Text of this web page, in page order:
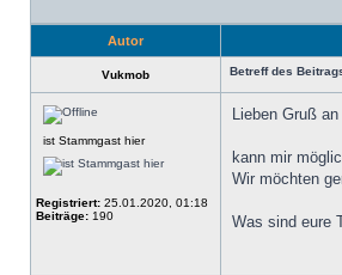
Autor
Vukmob Betreff des
ist Stammgast hier
Registriert: 25.01.2020, 01:18
Beiträge: 190
Lieben Gruß
kann mir
Wir möchten
Was sind eure